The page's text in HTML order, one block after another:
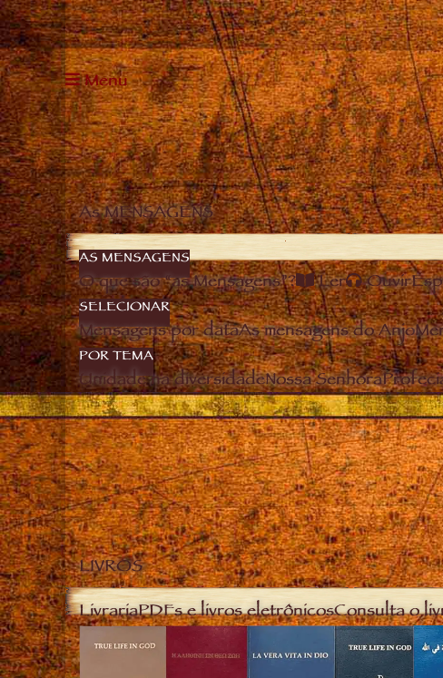
Menu
As MENSAGENS
AS MENSAGENS
O que são “as Mensagens”? Ler Ouvir
SELECIONAR
Mensagens por dataAs mensagens do Anjo
POR TEMA
Unidade na diversidadeNossa Senhora
LIVROS
LivrariaPDFs e livros eletrônicosConsulta o